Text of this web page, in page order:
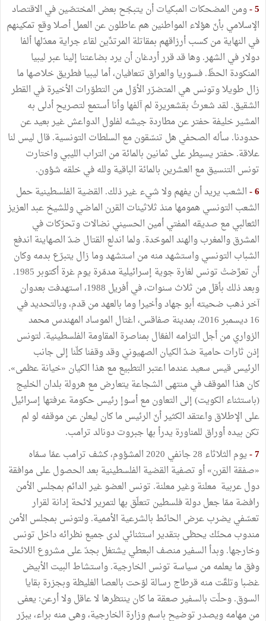
5 - ومن المضحكات المبكيات أن يتبجّح بعض المختصّين في الاقتصاد
الإسلامي بأنّ هؤلاء المواطنين هم عاطلون عن العمل أصلا وقع تمكينهم
في النهاية من كسب أرزاقهم بمقاتلة المرتدِّين لقاء جراية معدّلها ألفا
دولار في الشهر. وها قد قرر أردغان أن يرد بضاعتنا إلينا عبر ليبيا
المنكودة الحظّ. فسوريا والعراق تتعافيان، أما ليبيا فطريق خلاصها ما
زال طويلا وتونس هي المتضرّر الأوّل من التطوّرات الأخيرة في القطر
الشقيق. لقد شعرتُ بقشعريرة لم آلفها وأنا أستمع لتصريح أدلى به
المشير خليفة حفتر عن مطاردة جيشه لفلول الدواعش غير بعيد عن
حدودنا. سأله الصحفي هل تنسّقون مع السلطات التونسية. قال ليس لنا
علاقة. حفتر يسيطر على ثمانين بالمائة من التراب الليبي واختارت
تونس التنسيق مع العشرين بالمائة الباقية ولله في خلقه شؤون.
6 - الشعب يريد أن يفهم ولا شيء غير ذلك. القضية الفلسطينية حمل
الشعب التونسي همومها منذ ثلاثينات القرن الماضي وللشيخ عبد العزيز
الثعالبي مع صديقه المفتي أمين الحسيني نضالات وتحرّكات في
المشرق والمغرب والهند الموحّدة. ولما اندلع القتال ضدّ الصهاينة اندفع
الشباب التونسي واستشهد منه من استشهد وما زال يتبرّع بدمه وكان
أن تعرَّضتْ تونس لغارة جوية إسرائيلية مدمّرة يوم غرة أكتوبر 1985.
وبعد ذلك بأقل من ثلاث سنوات، في أفريل 1988، استهدفت بعدوان
آخر ذهب ضحيته أبو جهاد وأخيرا وما بالعهد من قدم، وبالتحديد في
16 ديسمبر 2016، بمدينة صفاقس، اغتال الموساد المهندس محمد
الزواري من أجل التزامه الفعّال بمناصرة المقاومة الفلسطينية. لتونس
إذن ثارات حامية ضدّ الكيان الصهيوني وقد وقفنا كلّنا إلى جانب
الرئيس قيس سعيد عندما اعتبر التطبيع مع هذا الكيان «خيانة عظمى».
كان هذا الموقف في منتهى الشجاعة يتعارض مع هرولة بلدان الخليج
(باستثناء الكويت) إلى التعاون مع أسوإ رئيس حكومة عرفتها إسرائيل
على الإطلاق واعتقد الكثير أنّ الرئيس ما كان ليعلن عن موقفه لو لم
تكن بيده أوراق للمناورة يدرأ بها جبروت دونالد ترامب.
7 -
يوم الثلاثاء 28 جانفي 2020 المشؤوم، كشف ترامب عمّا سمّاه
«صفقة القرن» أو تصفية القضية الفلسطينية بعد الحصول على موافقة
دول عربية معلنة وغير معلنة. تونس العضو غير الدائم بمجلس الأمن
رافضة ممّا جعل دولة فلسطين تتعلّق بها لتمرير لائحة إدانة لقرار
تعسّفي يضرب عرض الحائط بالشرعية الأممية. ولتونس بمجلس الأمن
مندوب محنّك يحظى بتقدير استثنائي لدى جميع نظرائه داخل تونس
وخارجها. وبدأ السفير منصف البعطي يشتغل بجدّ على مشروع اللائحة
وفق ما يعلمه من سياسة تونس الخارجية. واستشاط البيت الأبيض
غضبا وتلقّت منه قرطاج رسالة لوّحت بالعصا الغليظة وبجزرة بقايا
السوق. وحلّت بالسفير صعقة ما كان ينتظرها لا عاقل ولا أرعن: يعفى
من مهامه ويصدر توضيح باسم وزارة الخارجية، وهي منه براء، يبرّر